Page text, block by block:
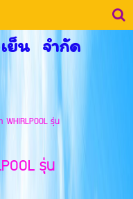
ย็น จำกัด
WHIRLPOOL รุ่น
รุ่น